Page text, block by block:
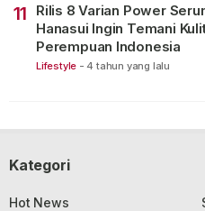
11
Rilis 8 Varian Power
Hanasui Ingin Temani
Perempuan Indonesia
Lifestyle - 4 tahun yang lalu
Kategori
Hot News